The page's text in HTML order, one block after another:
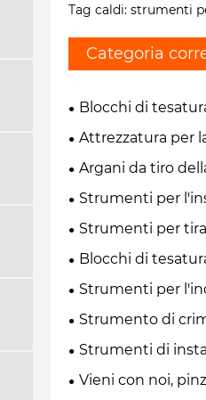
Tag caldi: strumenti
Categoria
Blocchi di
Attrezzatura per
Argani da tiro
Strumenti per
Strumenti per
Blocchi di
Strumenti per
Strumento di
Strumenti di
Vieni con noi,